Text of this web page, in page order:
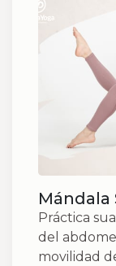
Mándala
Práctica
del
movilidad